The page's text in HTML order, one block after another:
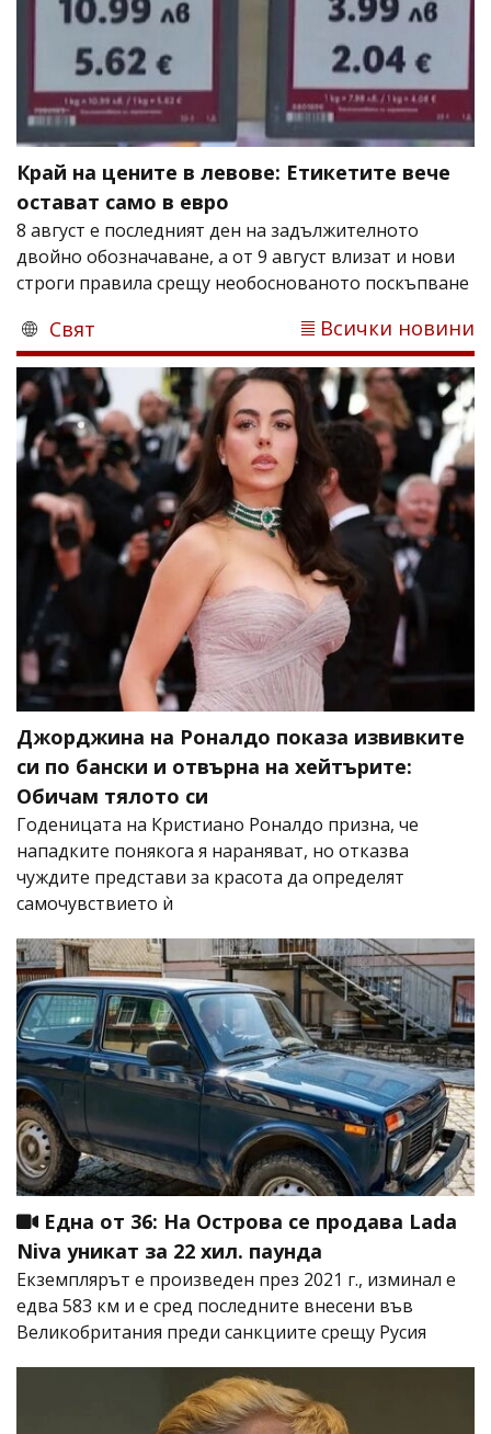
Край на цените в левове: Етикетите вече
остават само в евро
8 август е последният ден на задължителното
двойно обозначаване, а от 9 август влизат и нови
строги правила срещу необоснованото поскъпване
Свят Всички новини
Джорджина на Роналдо показа извивките
си по бански и отвърна на хейтърите:
Обичам тялото си
Годеницата на Кристиано Роналдо призна, че
нападките понякога я нараняват, но отказва
чуждите представи за красота да определят
самочувствието ѝ
Една от 36: На Острова се продава Lada
Niva уникат за 22 хил. паунда
Екземплярът е произведен през 2021 г., изминал е
едва 583 км и е сред последните внесени във
Великобритания преди санкциите срещу Русия